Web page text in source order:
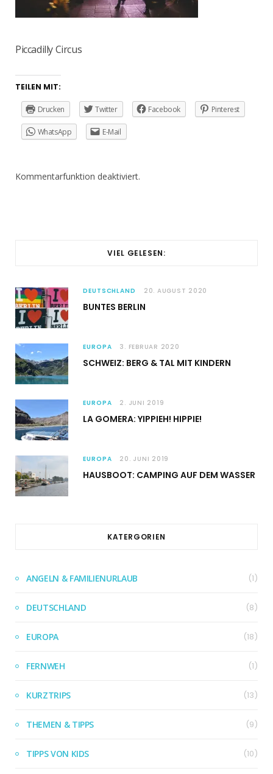
Piccadilly Circus
TEILEN MIT:
Drucken Twitter Facebook Pinterest
WhatsApp E-Mail
Kommentarfunktion deaktiviert.
VIEL GELESEN:
DEUTSCHLAND 20. AUGUST 2020
BUNTES BERLIN
EUROPA 3. FEBRUAR 2020
SCHWEIZ: BERG & TAL MIT KINDERN
EUROPA 2. JUNI 2019
LA GOMERA: YIPPIEH! HIPPIE!
EUROPA 20. JUNI 2019
HAUSBOOT: CAMPING AUF DEM WASSER
KATERGORIEN
ANGELN & FAMILIENURLAUB (1)
DEUTSCHLAND (8)
EUROPA (18)
FERNWEH (1)
KURZTRIPS (13)
THEMEN & TIPPS (9)
TIPPS VON KIDS (10)